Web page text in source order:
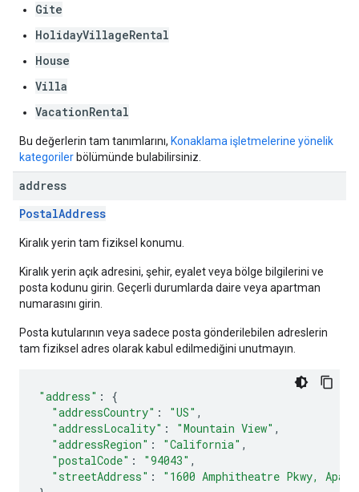
Gite
HolidayVillageRental
House
Villa
VacationRental
Bu değerlerin tam tanımlarını, Konaklama işletmelerine yönelik
kategoriler bölümünde bulabilirsiniz.
address
PostalAddress
Kiralık yerin tam fiziksel konumu.
Kiralık yerin açık adresini, şehir, eyalet veya bölge bilgilerini ve
posta kodunu girin. Geçerli durumlarda daire veya apartman
numarasını girin.
Posta kutularının veya sadece posta gönderilebilen adreslerin
tam fiziksel adres olarak kabul edilmediğini unutmayın.
"address" :
{
"addressCountry" : "US" ,
"addressLocality" : "Mountain View" ,
"addressRegion" : "California" ,
"postalCode" : "94043" ,
"streetAddress" :
"1600 Amphitheatre Pkwy,